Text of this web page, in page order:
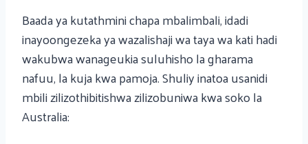
Baada ya kutathmini chapa mbalimbali, idadi
inayoongezeka ya wazalishaji wa taya wa kati hadi
wakubwa wanageukia suluhisho la gharama
nafuu, la kuja kwa pamoja. Shuliy inatoa usanidi
mbili zilizothibitishwa zilizobuniwa kwa soko la
Australia: